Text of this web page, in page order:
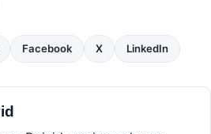
Facebook X LinkedIn